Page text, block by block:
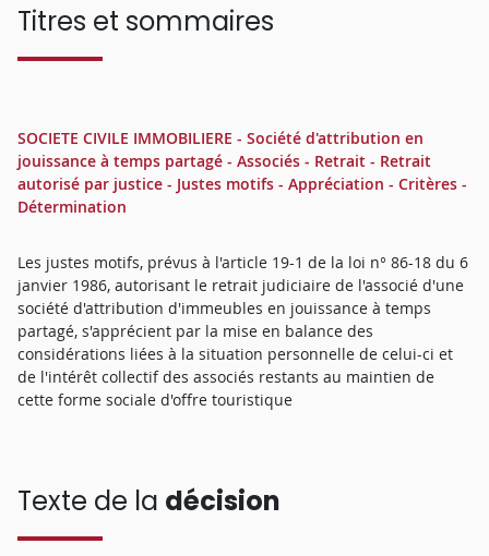
Titres et sommaires
SOCIETE CIVILE IMMOBILIERE - Société d'attribution en
jouissance à temps partagé - Associés - Retrait - Retrait
autorisé par justice - Justes motifs - Appréciation - Critères -
Détermination
Les justes motifs, prévus à l'article 19-1 de la loi n° 86-18 du 6
janvier 1986, autorisant le retrait judiciaire de l'associé d'une
société d'attribution d'immeubles en jouissance à temps
partagé, s'apprécient par la mise en balance des
considérations liées à la situation personnelle de celui-ci et
de l'intérêt collectif des associés restants au maintien de
cette forme sociale d'offre touristique
Texte de la décision